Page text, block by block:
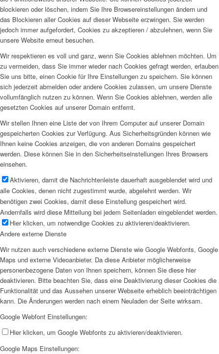
blockieren oder löschen, indem Sie Ihre Browsereinstellungen ändern und
das Blockieren aller Cookies auf dieser Webseite erzwingen. Sie werden
jedoch immer aufgefordert, Cookies zu akzeptieren / abzulehnen, wenn Sie
unsere Website erneut besuchen.
Wir respektieren es voll und ganz, wenn Sie Cookies ablehnen möchten. Um
zu vermeiden, dass Sie immer wieder nach Cookies gefragt werden, erlauben
Sie uns bitte, einen Cookie für Ihre Einstellungen zu speichern. Sie können
sich jederzeit abmelden oder andere Cookies zulassen, um unsere Dienste
vollumfänglich nutzen zu können. Wenn Sie Cookies ablehnen, werden alle
gesetzten Cookies auf unserer Domain entfernt.
Wir stellen Ihnen eine Liste der von Ihrem Computer auf unserer Domain
gespeicherten Cookies zur Verfügung. Aus Sicherheitsgründen können wie
Ihnen keine Cookies anzeigen, die von anderen Domains gespeichert
werden. Diese können Sie in den Sicherheitseinstellungen Ihres Browsers
einsehen.
Aktivieren, damit die Nachrichtenleiste dauerhaft ausgeblendet wird und
alle Cookies, denen nicht zugestimmt wurde, abgelehnt werden. Wir
benötigen zwei Cookies, damit diese Einstellung gespeichert wird.
Andernfalls wird diese Mitteilung bei jedem Seitenladen eingeblendet werden.
Hier klicken, um notwendige Cookies zu aktivieren/deaktivieren.
Andere externe Dienste
Wir nutzen auch verschiedene externe Dienste wie Google Webfonts, Google
Maps und externe Videoanbieter. Da diese Anbieter möglicherweise
personenbezogene Daten von Ihnen speichern, können Sie diese hier
deaktivieren. Bitte beachten Sie, dass eine Deaktivierung dieser Cookies die
Funktionalität und das Aussehen unserer Webseite erheblich beeinträchtigen
kann. Die Änderungen werden nach einem Neuladen der Seite wirksam.
Google Webfont Einstellungen:
Hier klicken, um Google Webfonts zu aktivieren/deaktivieren.
Google Maps Einstellungen: